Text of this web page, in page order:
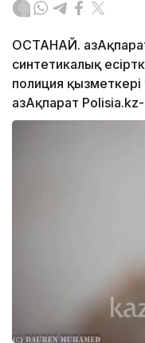
ҚОСТАНАЙ.
синтетикалық
полиция
ҚазАқпарат